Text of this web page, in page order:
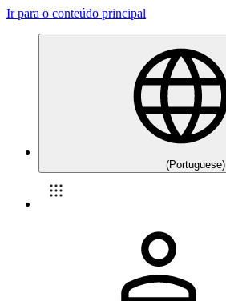
Ir para o conteúdo principal
(Portuguese)